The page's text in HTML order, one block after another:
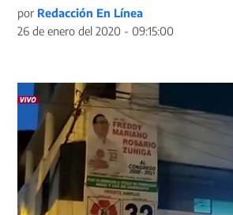
por Redacción En Línea
26 de enero del 2020 - 09:15:00